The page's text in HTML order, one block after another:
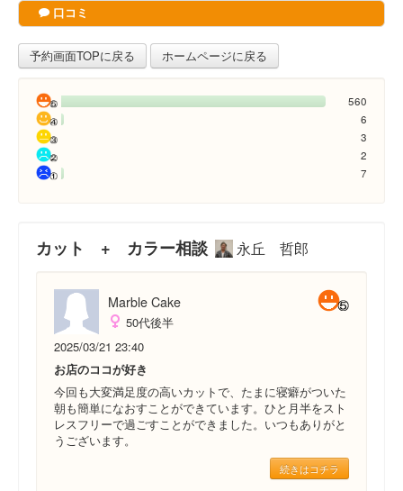
口コミ
予約画面TOPに戻る ホームページに戻る
560
6
3
2
7
カット + カラー相談 永丘 哲郎
Marble Cake
50代後半
2025/03/21 23:40
お店のココが好き
今回も大変満足度の高いカットで、たまに寝癖がついた
朝も簡単になおすことができています。ひと月半をスト
レスフリーで過ごすことができました。いつもありがと
うございます。
続きはコチラ